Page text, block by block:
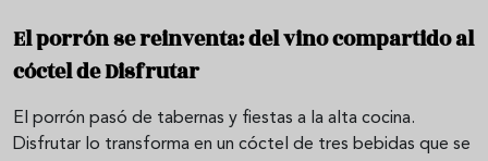
El porrón se reinventa: del vino compartido al
cóctel de Disfrutar
El porrón pasó de tabernas y fiestas a la alta cocina.
Disfrutar lo transforma en un cóctel de tres bebidas que se